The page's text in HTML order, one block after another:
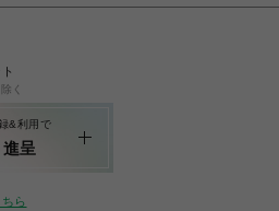
く
&利用で
呈
ちら